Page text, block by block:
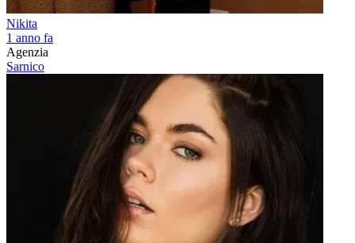
Nikita
1 anno fa
Agenzia
Sarnico